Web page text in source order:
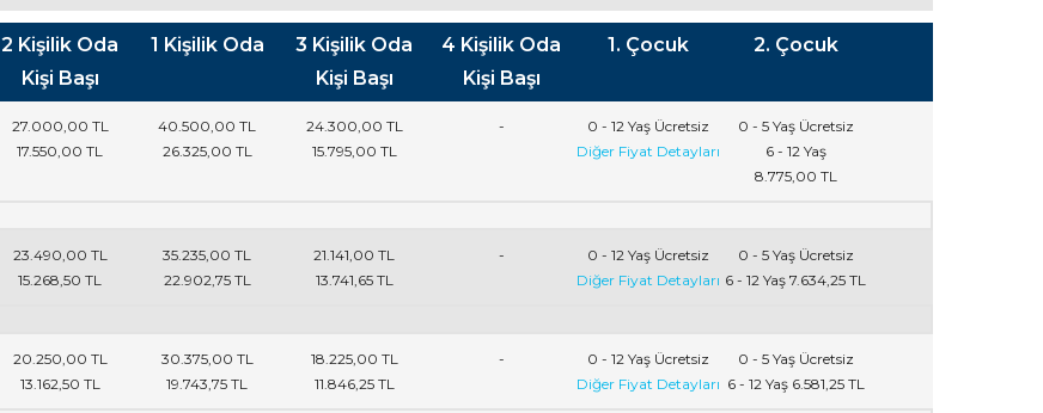
2 Kişilik Oda
Kişi Başı
1 Kişilik Oda
3 Kişilik Oda
Kişi Başı
4 Kişilik Oda
Kişi Başı
1. Çocuk 2. Çocuk
27.000,00 TL
17.550,00 TL
40.500,00 TL
26.325,00 TL
24.300,00 TL
15.795,00 TL
- 0 - 12 Yaş Ücretsiz
Diğer Fiyat Detayları
0 - 5 Yaş Ücretsiz
6 - 12 Yaş
8.775,00 TL
23.490,00 TL
15.268,50 TL
35.235,00 TL
22.902,75TL
21.141,00 TL
13.741,65TL
- 0 - 12 Yaş Ücretsiz
Diğer Fiyat Detayları
0 - 5 Yaş Ücretsiz
6 - 12 Yaş7.634,25 TL
20.250,00 TL
13.162,50 TL
30.375,00 TL
19.743,75 TL
18.225,00 TL
11.846,25TL
- 0 - 12 Yaş Ücretsiz
Diğer Fiyat Detayları
0 - 5 Yaş Ücretsiz
6 - 12 Yaş 6.581,25TL